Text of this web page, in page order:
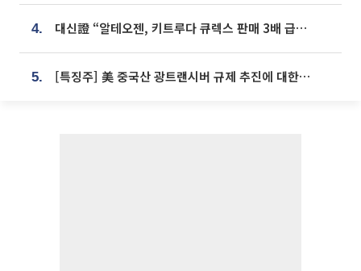
4. 대신證 “알테오젠, 키트루다 큐렉스 판매 3배 급증…목표가 41만원 상향”
5. [특징주] 美 중국산 광트랜시버 규제 추진에 대한광통신 등 광통신株 강세